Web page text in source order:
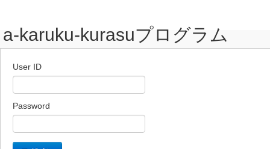
a-karuku-kurasuプログラム
User ID
Password